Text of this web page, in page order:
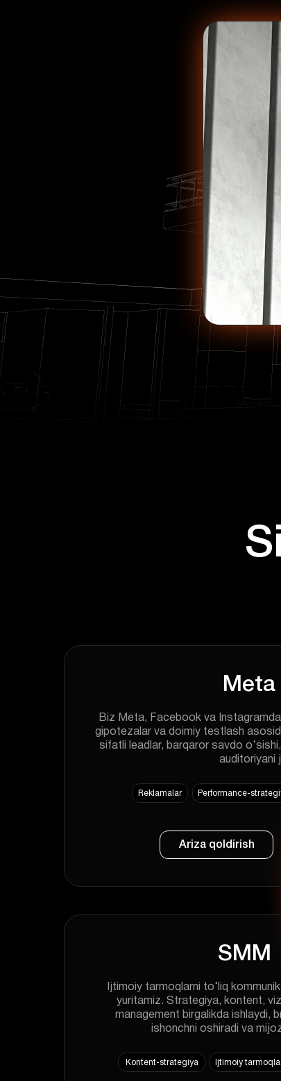
Meta
Biz Meta, Facebook va
gipotezalar va doimiy testlash
sifatli leadlar, barqaror savdo
auditoriyani
Reklamalar Performance-
SMM
Ijtimoiy tarmoqlarni to‘liq
yuritamiz. Strategiya, kontent,
management birgalikda ishlaydi,
ishonchni oshiradi va
Kontent-strategiya Ijtimoiy
Ariza qoldirish